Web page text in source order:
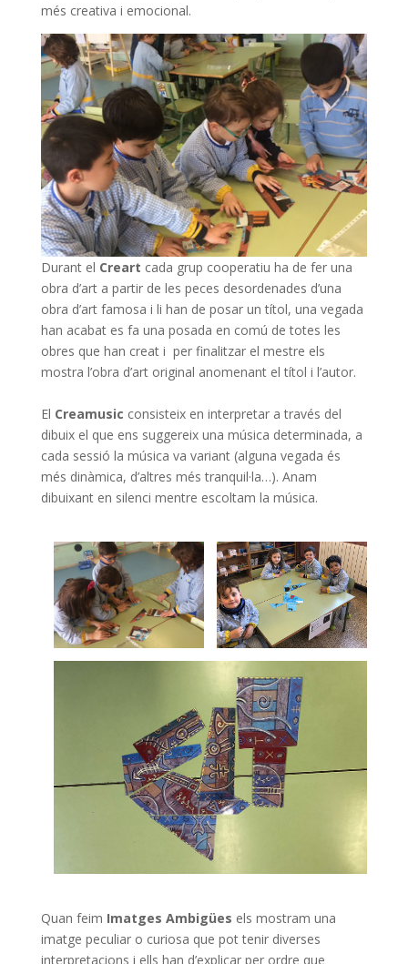
més creativa i emocional.
Durant el Creart cada grup cooperatiu ha de fer una
obra d’art a partir de les peces desordenades d’una
obra d’art famosa i li han de posar un títol, una vegada
han acabat es fa una posada en comú de totes les
obres que han creat i per finalitzar el mestre els
mostra l’obra d’art original anomenant el títol i l’autor.
El Creamusic consisteix en interpretar a través del
dibuix el que ens suggereix una música determinada, a
cada sessió la música va variant (alguna vegada és
més dinàmica, d’altres més tranquil·la…). Anam
dibuixant en silenci mentre escoltam la música.
Quan feim Imatges Ambigües els mostram una
imatge peculiar o curiosa que pot tenir diverses
interpretacions i ells han d’explicar per ordre que